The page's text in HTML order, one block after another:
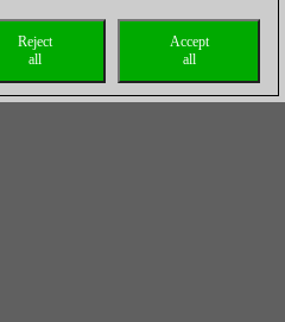
Accept
all
Reject
all